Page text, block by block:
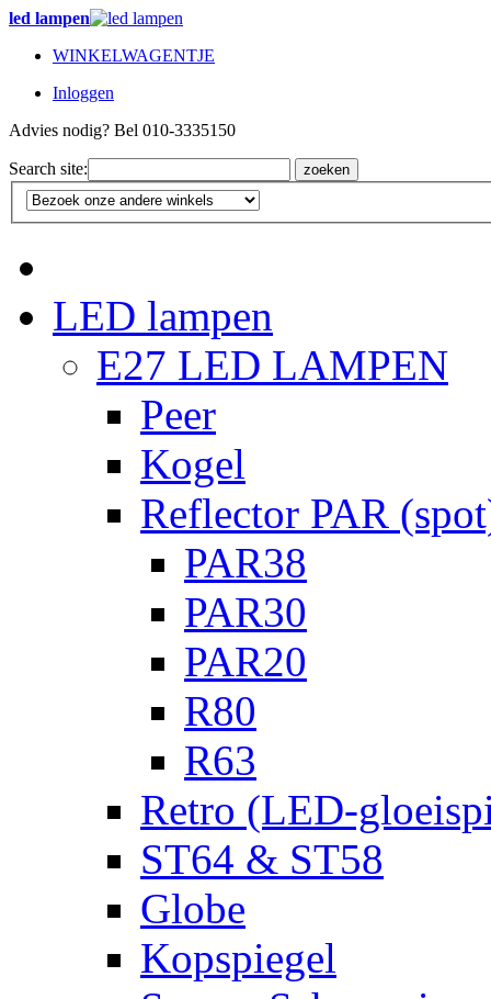
led lampen
WINKELWAGENTJE
Inloggen
Advies nodig? Bel 010-3335150
Search site: zoeken
LED lampen
E27 LED LAMPEN
Peer
Kogel
Reflector PAR
PAR38
PAR30
PAR20
R80
R63
Retro (LED-
ST64 & ST58
Globe
Kopspiegel